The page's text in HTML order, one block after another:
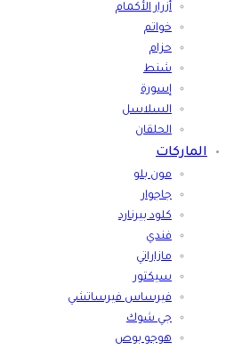
أزرار الأكمام
خواتم
حزام
شنط
إسورة
السلاسل
الحلقان
الماركات
مون بلو
جاجوار
كلود بيرنارد
فندي
مازاراتي
سيكتور
فيرساس فيرساتشي
جي شوك
هوجو بوص